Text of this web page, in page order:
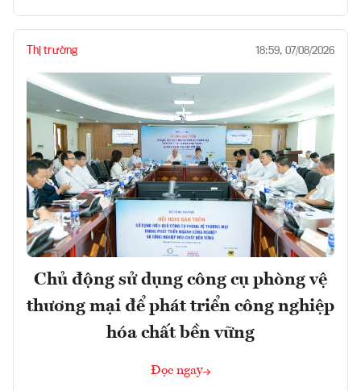
Thị trường 18:59, 07/08/2026
Chủ động sử dụng công cụ phòng vệ
thương mại để phát triển công nghiệp
hóa chất bền vững
Đọc ngay